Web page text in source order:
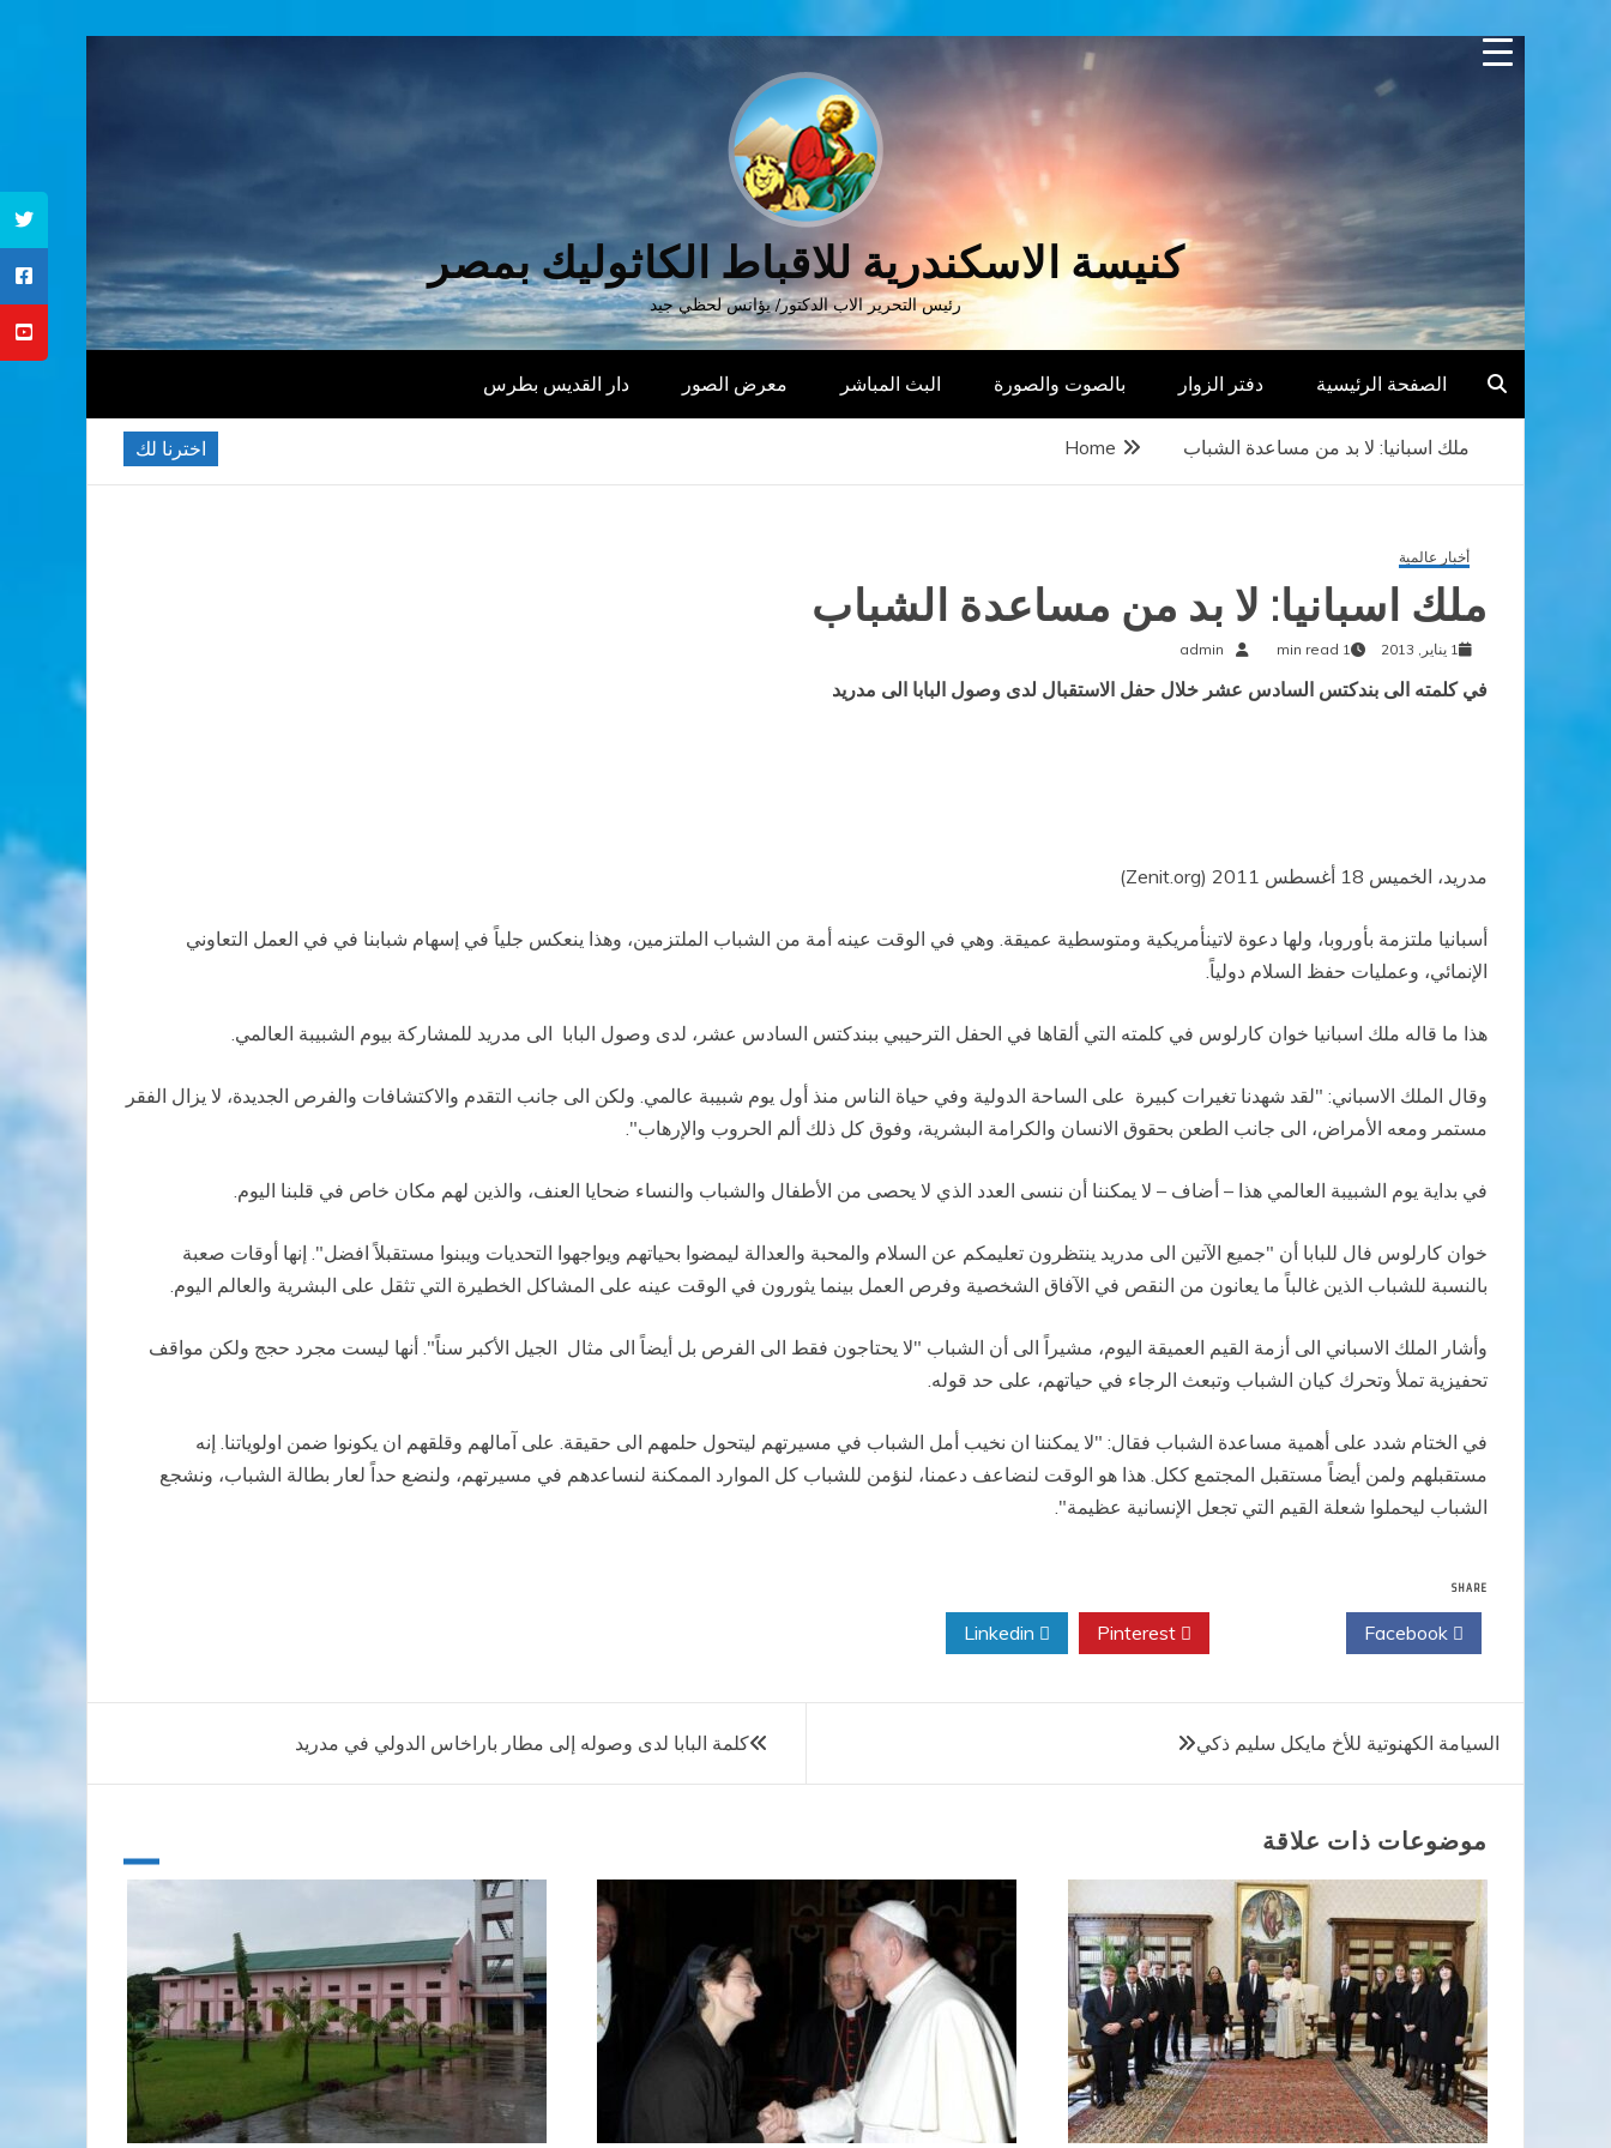
Skip
كنيسة الاسكندرية للاقباط الكاثوليك بمصر
رئيس التحرير الاب الدكتور/ يؤانس لحظي جيد
الصفحة الرئيسية دفتر الزوار بالصوت والصورة البث المباشر معرض الصور دار القديس بطرس
اخترنا لك Home ملك اسبانيا: لا بد من مساعدة الشباب
أخبار عالمية
ملك اسبانيا: لا بد من مساعدة الشباب
1 يناير, 2013 1 min read
admin
في كلمته الى بندكتس السادس عشر خلال حفل الاستقبال لدى وصول البابا الى مدريد
مدريد، الخميس 18 أغسطس 2011 (Zenit.org)
أسبانيا ملتزمة بأوروبا، ولها دعوة لاتينأمريكية ومتوسطية عميقة. وهي في الوقت عينه أمة من الشباب الملتزمين، وهذا ينعكس جلياً في إسهام شبابنا في في العمل التعاوني
الإنمائي، وعمليات حفظ السلام دولياً.
هذا ما قاله ملك اسبانيا خوان كارلوس في كلمته التي ألقاها في الحفل الترحيبي ببندكتس السادس عشر، لدى وصول البابا الى مدريد للمشاركة بيوم الشبيبة العالمي.
وقال الملك الاسباني: "لقد شهدنا تغيرات كبيرة على الساحة الدولية وفي حياة الناس منذ أول يوم شبيبة عالمي. ولكن الى جانب التقدم والاكتشافات والفرص الجديدة، لا يزال الفقر
مستمر ومعه الأمراض، الى جانب الطعن بحقوق الانسان والكرامة البشرية، وفوق كل ذلك ألم الحروب والإرهاب".
في بداية يوم الشبيبة العالمي هذا – أضاف – لا يمكننا أن ننسى العدد الذي لا يحصى من الأطفال والشباب والنساء ضحايا العنف، والذين لهم مكان خاص في قلبنا اليوم.
خوان كارلوس فال للبابا أن "جميع الآتين الى مدريد ينتظرون تعليمكم عن السلام والمحبة والعدالة ليمضوا بحياتهم ويواجهوا التحديات ويبنوا مستقبلاً افضل". إنها أوقات صعبة
بالنسبة للشباب الذين غالباً ما يعانون من النقص في الآفاق الشخصية وفرص العمل بينما يثورون في الوقت عينه على المشاكل الخطيرة التي تثقل على البشرية والعالم اليوم.
وأشار الملك الاسباني الى أزمة القيم العميقة اليوم، مشيراً الى أن الشباب "لا يحتاجون فقط الى الفرص بل أيضاً الى مثال الجيل الأكبر سناً". أنها ليست مجرد حجج ولكن مواقف
تحفيزية تملأ وتحرك كيان الشباب وتبعث الرجاء في حياتهم، على حد قوله.
في الختام شدد على أهمية مساعدة الشباب فقال: "لا يمكننا ان نخيب أمل الشباب في مسيرتهم ليتحول حلمهم الى حقيقة. على آمالهم وقلقهم ان يكونوا ضمن اولوياتنا. إنه
مستقبلهم ولمن أيضاً مستقبل المجتمع ككل. هذا هو الوقت لنضاعف دعمنا، لنؤمن للشباب كل الموارد الممكنة لنساعدهم في مسيرتهم، ولنضع حداً لعار بطالة الشباب، ونشجع
الشباب ليحملوا شعلة القيم التي تجعل الإنسانية عظيمة".
SHARE
تصفّح
المقالات
كلمة البابا لدى وصوله إلى مطار باراخاس الدولي في مدريد السيامة الكهنوتية للأخ مايكل سليم ذكي
موضوعات ذات علاقة